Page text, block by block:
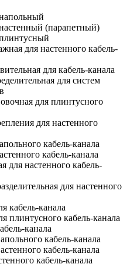
(парапетный)
для настенного кабель-
для кабель-канала
для систем
для плинтусного
для настенного
кабель-канала
кабель-канала
для настенного кабель-
для настенного
кабель-канала
плинтусного кабель-канала
канала
кабель-канала
кабель-канала
кабель-канала